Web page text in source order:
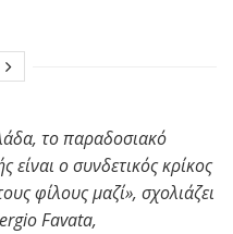
το παραδοσιακό
είναι ο συνδετικός κρίκος
φίλους μαζί», σχολιάζει
Favata,